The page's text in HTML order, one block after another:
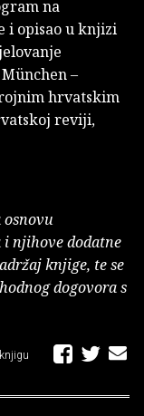
na
i opisao u knjizi
–
hrvatskim
reviji,
osnovu
njihove dodatne
knjige, te se
dogovora s